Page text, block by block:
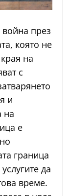
война през
която не
на
с
и
на
е
граница
да
време.